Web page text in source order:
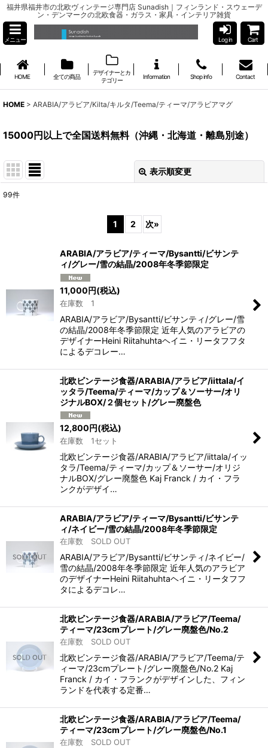
福井県福井市の北欧ヴィンテージ専門店 Sunadish｜フィンランド・スウェーデ
ン・デンマークの北欧食器・ガラス・家具・インテリア雑貨
メニュー Log in Cart
HOME 全ての商品
デザイナーとカ
テゴリー
Information Shop info Contact
HOME > ARABIA/アラビア/Kilta/キルタ/Teema/ティーマ/アラビアマグ
15000円以上で全国送料無料（沖縄・北海道・離島別途）
表示順変更
絞り込む
99件
1 2 次»
ARABIA/アラビア/ティーマ/Bysantti/ビサンテ
ィ/グレー/雪の結晶/2008年冬季節限定
11,000円(税込)
在庫数 1
ARABIA/アラビア/Bysantti/ビサンティ/グレー/雪
の結晶/2008年冬季節限定 近年人気のアラビアの
デザイナーHeini Riitahuhtaヘイニ・リータフフタ
によるデコレー…
北欧ビンテージ食器/ARABIA/アラビア/iittala/イ
ッタラ/Teema/ティーマ/カップ＆ソーサー/オリ
ジナルBOX/２個セット/グレー廃盤色
12,800円(税込)
在庫数 1セット
北欧ビンテージ食器/ARABIA/アラビア/iittala/イッ
タラ/Teema/ティーマ/カップ＆ソーサー/オリジ
ナルBOX/グレー廃盤色 Kaj Franck / カイ・フラ
ンクがデザイ…
ARABIA/アラビア/ティーマ/Bysantti/ビサンテ
ィ/ネイビー/雪の結晶/2008年冬季節限定
在庫数 SOLD OUT
ARABIA/アラビア/Bysantti/ビサンティ/ネイビー/
雪の結晶/2008年冬季節限定 近年人気のアラビア
のデザイナーHeini Riitahuhtaヘイニ・リータフフ
タによるデコレ…
北欧ビンテージ食器/ARABIA/アラビア/Teema/
ティーマ/23cmプレート/グレー廃盤色/No.2
在庫数 SOLD OUT
北欧ビンテージ食器/ARABIA/アラビア/Teema/テ
ィーマ/23cmプレート/グレー廃盤色/No.2 Kaj
Franck / カイ・フランクがデザインした、フィン
ランドを代表する定番…
北欧ビンテージ食器/ARABIA/アラビア/Teema/
ティーマ/23cmプレート/グレー廃盤色/No.1
在庫数 SOLD OUT